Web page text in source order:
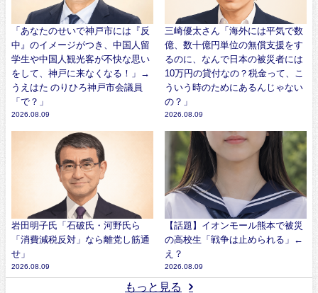
「あなたのせいで神戸市には『反
中』のイメージがつき、中国人留
学生や中国人観光客が不快な思い
をして、神戸に来なくなる！」→
うえはた のりひろ神戸市会議員
「で？」
2026.08.09
三崎優太さん「海外には平気で数
億、数十億円単位の無償支援をす
るのに、なんで日本の被災者には
10万円の貸付なの？税金って、こ
ういう時のためにあるんじゃない
の？」
2026.08.09
岩田明子氏「石破氏・河野氏ら
「消費減税反対」なら離党し筋通
せ」
2026.08.09
【話題】イオンモール熊本で被災
の高校生「戦争は止められる」←
え？
2026.08.09
もっと見る